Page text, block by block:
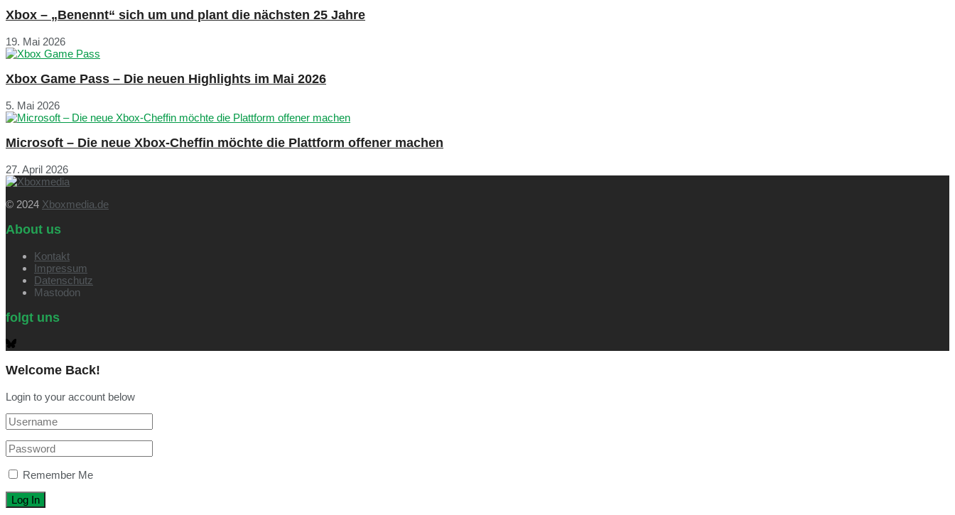
Xbox – „Benennt“ sich um und plant die nächsten 25 Jahre
19. Mai 2026
Xbox Game Pass – Die neuen Highlights im Mai 2026
5. Mai 2026
Microsoft – Die neue Xbox-Cheffin möchte die Plattform offener machen
27. April 2026
© 2024 Xboxmedia.de
About us
Kontakt
Impressum
Datenschutz
Mastodon
folgt uns
Welcome Back!
Login to your account below
Remember Me